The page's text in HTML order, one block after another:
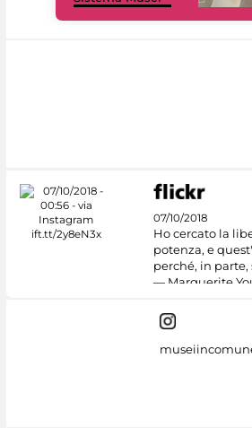
07/10/2018
Ho cercato la
potenza, e
perché, in
— Marguerite